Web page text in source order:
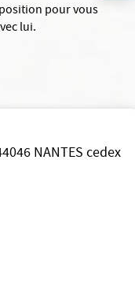
pour vous
lui.
NANTES cedex